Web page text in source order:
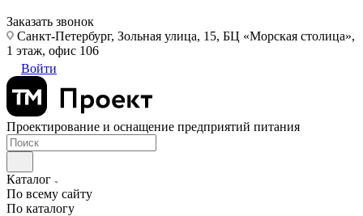
Заказать звонок
Санкт-Петербург, Зольная улица, 15, БЦ «Морская столица»,
1 этаж, офис 106
Войти
Проектирование и оснащение предприятий питания
Каталог
По всему сайту
По каталогу